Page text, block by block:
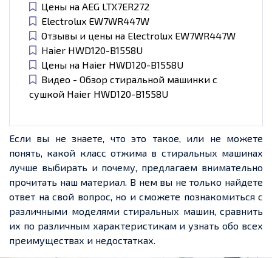
Цены на AEG LTX7ER272
Electrolux EW7WR447W
Отзывы и цены на Electrolux EW7WR447W
Haier HWD120-B1558U
Цены на Haier HWD120-B1558U
Видео - Обзор стиральной машинки с
сушкой Haier HWD120-B1558U
Если вы не знаете, что это такое, или не можете
понять, какой класс отжима в стиральных машинах
лучше выбирать и почему, предлагаем внимательно
прочитать наш материал. В нем вы не только найдете
ответ на свой вопрос, но и сможете познакомиться с
различными моделями стиральных машин, сравнить
их по различным характеристикам и узнать обо всех
преимуществах и недостатках.